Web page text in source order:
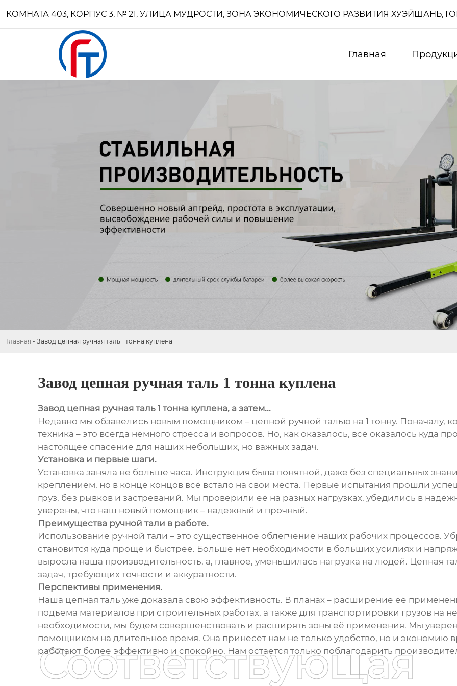
КОМНАТА 403, КОРПУС 3, № 21, УЛИЦА МУДРОСТИ, ЗОНА ЭКОНОМИЧЕСКОГО РАЗВИТИЯ ХУЭЙШАНЬ,
Главная
Главная - Завод цепная ручная таль 1 тонна куплена
Завод цепная ручная таль 1 тонна куплена
Завод цепная ручная таль 1 тонна куплена, а затем...
Недавно мы обзавелись новым помощником – цепной ручной талью на 1 тонну. Поначалу,
техника – это всегда немного стресса и вопросов. Но, как оказалось, всё оказалось куда
настоящее спасение для наших небольших, но важных задач.
Установка и первые шаги.
Установка заняла не больше часа. Инструкция была понятной, даже без специальных
креплением, но в конце концов всё встало на свои места. Первые испытания прошли
груз, без рывков и застреваний. Мы проверили её на разных нагрузках, убедились в
уверены, что наш новый помощник – надежный и прочный.
Преимущества ручной тали в работе.
Использование ручной тали – это существенное облегчение наших рабочих процессов.
становится куда проще и быстрее. Больше нет необходимости в больших усилиях и
выросла наша производительность, а, главное, уменьшилась нагрузка на людей. Цепная
задач, требующих точности и аккуратности.
Перспективы применения.
Наша цепная таль уже доказала свою эффективность. В планах – расширение её
подъема материалов при строительных работах, а также для транспортировки грузов на
необходимости, мы будем совершенствовать и расширять зоны её применения. Мы
помощником на длительное время. Она принесёт нам не только удобство, но и экономию
работают более эффективно и спокойно. Нам остается только поблагодарить
Соответствующая